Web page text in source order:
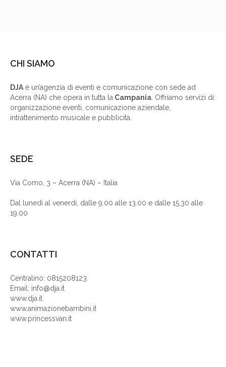
CHI SIAMO
DJAè un’agenzia di eventi e comunicazione con sede ad
Acerra (NA) che opera in tutta la Campania. Offriamo servizi di:
organizzazione eventi, comunicazione aziendale,
intrattenimento musicale e pubblicità.
SEDE
Via Como, 3 – Acerra (NA) – Italia
Dal lunedì al venerdì, dalle 9.00 alle 13.00 e dalle 15.30 alle
19.00
CONTATTI
Centralino: 0815208123
Email: info@dja.it
www.dja.it
www.animazionebambini.it
www.princessvan.it